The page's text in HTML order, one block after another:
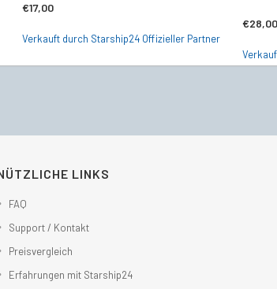
€17,00
Verkauft durch Starship24 Offizieller Partner
€28,00
LINKS
FAQ
Support / Kontakt
Preisvergleich
Erfahrungen mit Starship24